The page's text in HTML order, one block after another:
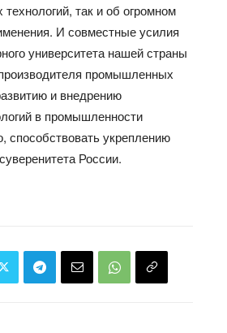
так и об огромном
И совместные усилия
университета нашей страны
промышленных
и внедрению
в промышленности
способствовать укреплению
России.